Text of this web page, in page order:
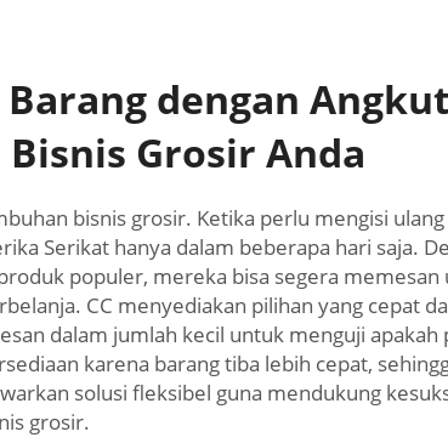
dengan
Grosir Anda
bisnis grosir. Ketika perlu mengisi
Serikat hanya dalam beberapa hari saja.
populer, mereka bisa segera
CC menyediakan pilihan yang cepat
dalam jumlah kecil untuk menguji
karena barang tiba lebih cepat,
solusi fleksibel guna mendukung
grosir.